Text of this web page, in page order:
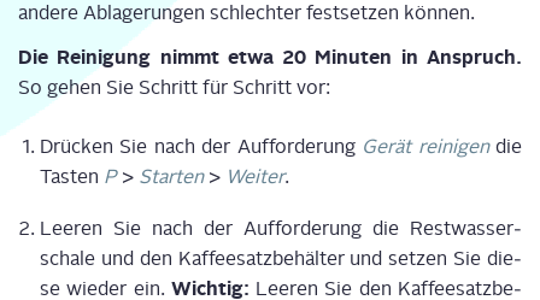
ande­re Abla­ge­run­gen schlech­ter fest­set­zen können.
Die Rei­ni­gung nimmt etwa 20 Minu­ten in Anspruch.
So gehen Sie Schritt für Schritt vor:
Drü­cken Sie nach der Auf­for­de­rung Gerät rei­ni­gendie
Tas­ten P> Star­ten> Wei­ter.
Lee­ren Sie nach der Auf­for­de­rung die Rest­was­ser­
scha­le und den Kaf­fee­satz­be­häl­ter und set­zen Sie die­
se wie­der ein. Wich­tig: Lee­ren Sie den Kaf­fee­satz­be­